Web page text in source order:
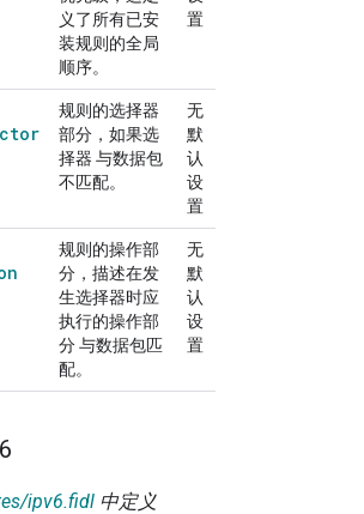
义了所有已安
装规则的全局
顺序。
置
规则的选择器
部分，如果选
择器 与数据包
不匹配。
无
默
认
设
置
规则的操作部
分，描述在发
生选择器时应
执行的操作部
分 与数据包匹
配。
无
默
认
设
置
ipv6.fidl 中定义